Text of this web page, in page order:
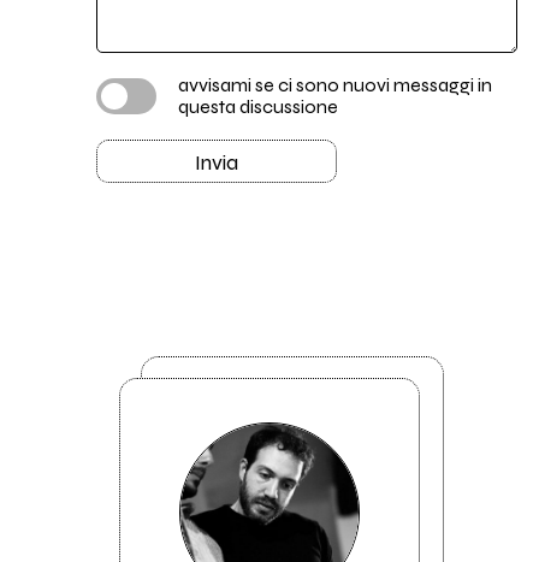
avvisami se ci sono nuovi messaggi in
questa discussione
Invia